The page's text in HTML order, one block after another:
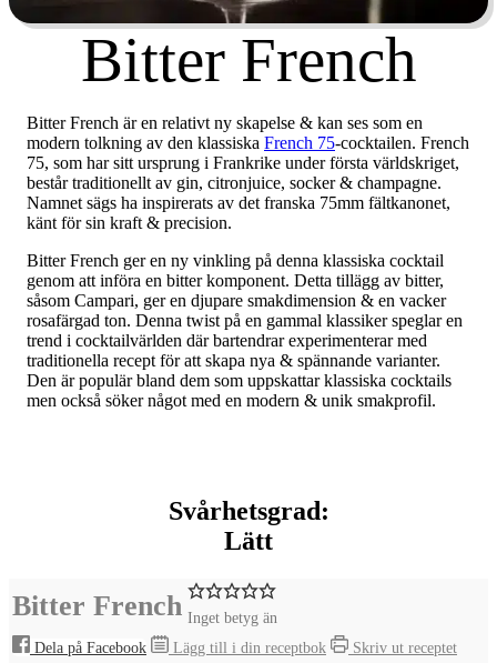
Bitter French
Bitter French är en relativt ny skapelse & kan ses som en
modern tolkning av den klassiska French 75-cocktailen. French
75, som har sitt ursprung i Frankrike under första världskriget,
består traditionellt av gin, citronjuice, socker & champagne.
Namnet sägs ha inspirerats av det franska 75mm fältkanonet,
känt för sin kraft & precision.
Bitter French ger en ny vinkling på denna klassiska cocktail
genom att införa en bitter komponent. Detta tillägg av bitter,
såsom Campari, ger en djupare smakdimension & en vacker
rosafärgad ton. Denna twist på en gammal klassiker speglar en
trend i cocktailvärlden där bartendrar experimenterar med
traditionella recept för att skapa nya & spännande varianter.
Den är populär bland dem som uppskattar klassiska cocktails
men också söker något med en modern & unik smakprofil.
Svårhetsgrad:
Lätt
Bitter French Inget betyg än
Dela på Facebook
Lägg till i din receptbok
Skriv ut receptet